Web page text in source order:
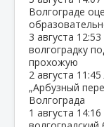
Волгограде
3 августа 12:53
волгоградку
прохожую
2 августа 11:45
„Арбузный
Волгограда
1 августа 14:16